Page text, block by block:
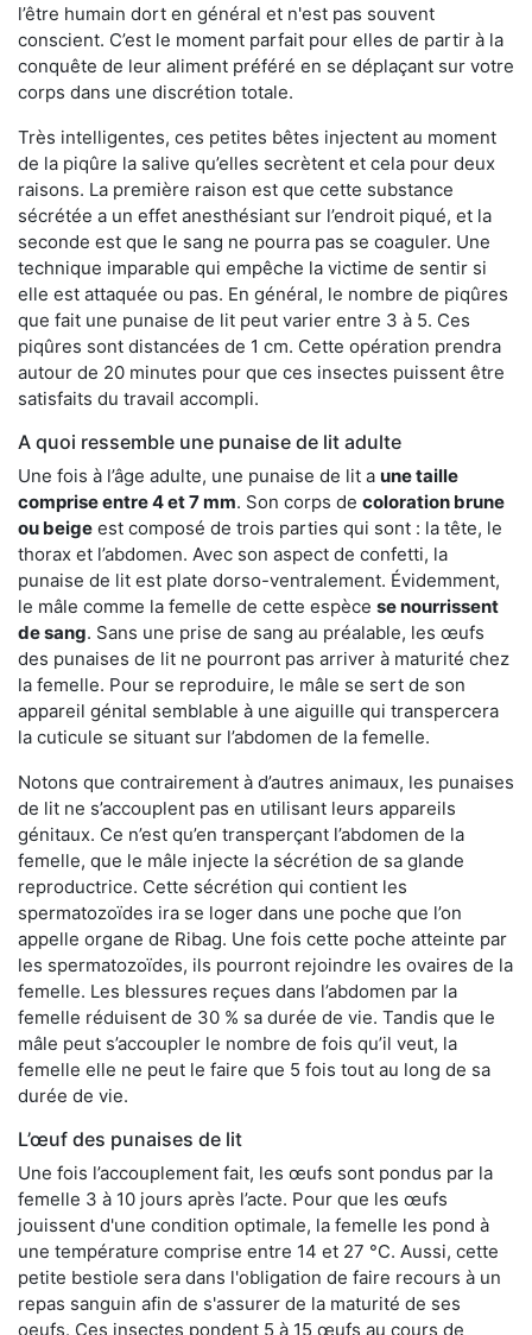
l’être humain dort en général et n'est pas souvent
conscient. C’est le moment parfait pour elles de partir à la
conquête de leur aliment préféré en se déplaçant sur votre
corps dans une discrétion totale.
Très intelligentes, ces petites bêtes injectent au moment
de la piqûre la salive qu’elles secrètent et cela pour deux
raisons. La première raison est que cette substance
sécrétée a un effet anesthésiant sur l’endroit piqué, et la
seconde est que le sang ne pourra pas se coaguler. Une
technique imparable qui empêche la victime de sentir si
elle est attaquée ou pas. En général, le nombre de piqûres
que fait une punaise de lit peut varier entre 3 à 5. Ces
piqûres sont distancées de 1 cm. Cette opération prendra
autour de 20 minutes pour que ces insectes puissent être
satisfaits du travail accompli.
A quoi ressemble une punaise de lit adulte
Une fois à l’âge adulte, une punaise de lit a une taille
comprise entre 4 et 7 mm. Son corps de coloration brune
ou beige est composé de trois parties qui sont : la tête, le
thorax et l’abdomen. Avec son aspect de confetti, la
punaise de lit est plate dorso-ventralement. Évidemment,
le mâle comme la femelle de cette espèce se nourrissent
de sang. Sans une prise de sang au préalable, les œufs
des punaises de lit ne pourront pas arriver à maturité chez
la femelle. Pour se reproduire, le mâle se sert de son
appareil génital semblable à une aiguille qui transpercera
la cuticule se situant sur l’abdomen de la femelle.
Notons que contrairement à d’autres animaux, les punaises
de lit ne s’accouplent pas en utilisant leurs appareils
génitaux. Ce n’est qu’en transperçant l’abdomen de la
femelle, que le mâle injecte la sécrétion de sa glande
reproductrice. Cette sécrétion qui contient les
spermatozoïdes ira se loger dans une poche que l’on
appelle organe de Ribag. Une fois cette poche atteinte par
les spermatozoïdes, ils pourront rejoindre les ovaires de la
femelle. Les blessures reçues dans l’abdomen par la
femelle réduisent de 30 % sa durée de vie. Tandis que le
mâle peut s’accoupler le nombre de fois qu’il veut, la
femelle elle ne peut le faire que 5 fois tout au long de sa
durée de vie.
L’œuf des punaises de lit
Une fois l’accouplement fait, les œufs sont pondus par la
femelle 3 à 10 jours après l’acte. Pour que les œufs
jouissent d'une condition optimale, la femelle les pond à
une température comprise entre 14 et 27 °C. Aussi, cette
petite bestiole sera dans l'obligation de faire recours à un
repas sanguin afin de s'assurer de la maturité de ses
oeufs. Ces insectes pondent 5 à 15 œufs au cours de